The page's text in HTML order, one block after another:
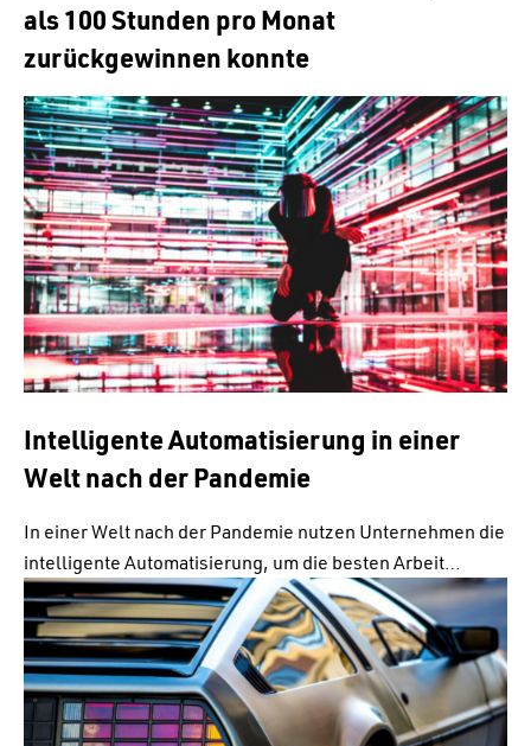
als 100 Stunden pro Monat
zurückgewinnen konnte
Intelligente Automatisierung in einer
Welt nach der Pandemie
In einer Welt nach der Pandemie nutzen Unternehmen die
intelligente Automatisierung, um die besten Arbeit…